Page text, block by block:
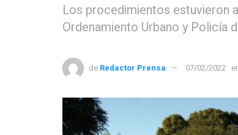
Los procedimientos estuvieron
Ordenamiento Urbano y Policía
de Redactor Prensa 07/02/2022